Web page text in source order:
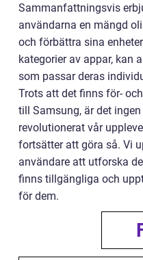
Sammanfattningsvis
användarna en mängd
och förbättra sina
kategorier av appar, kan
som passar deras
Trots att det finns för-
till Samsung, är det
revolutionerat vår
fortsätter att göra så. Vi
användare att utforska
finns tillgängliga och
för dem.